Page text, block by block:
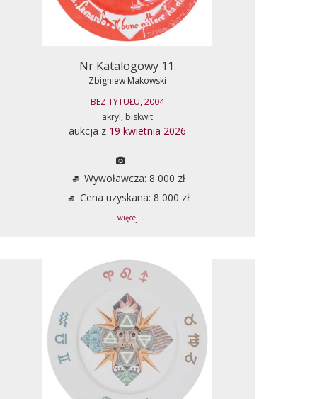
Nr Katalogowy 11.
Zbigniew Makowski
BEZ TYTUŁU, 2004
akryl, biskwit
aukcja z 19 kwietnia 2026
Wywoławcza: 8 000 zł
Cena uzyskana: 8 000 zł
... więcej ...